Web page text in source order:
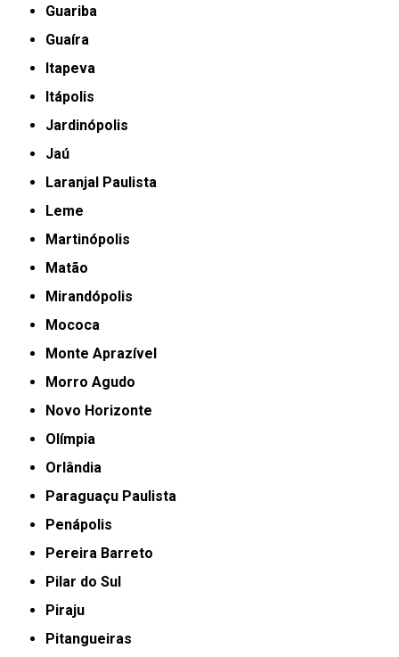
Guariba
Guaíra
Itapeva
Itápolis
Jardinópolis
Jaú
Laranjal Paulista
Leme
Martinópolis
Matão
Mirandópolis
Mococa
Monte Aprazível
Morro Agudo
Novo Horizonte
Olímpia
Orlândia
Paraguaçu Paulista
Penápolis
Pereira Barreto
Pilar do Sul
Piraju
Pitangueiras